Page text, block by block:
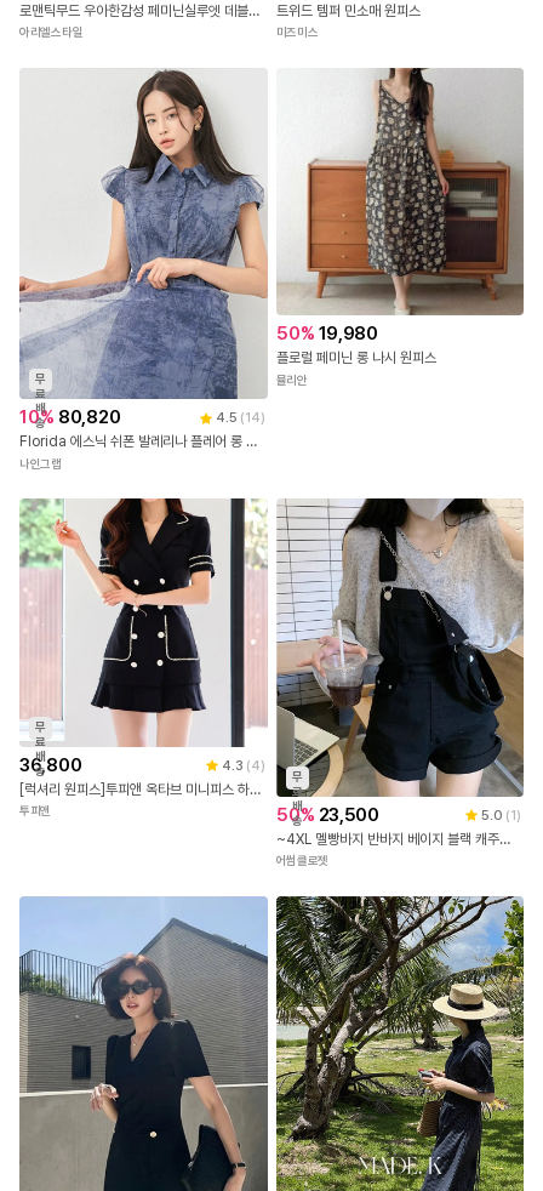
로맨틱무드 우아한감성 페미닌실루엣 데블리롱원피스
아리엘스타일
트위드 템퍼 민소매 원피스
미즈미스
무
료
배
송
10% 80,820 4.5 (14)
Florida 에스닉 쉬폰 발레리나 플레어 롱 원피스 (2color) - 곱창벨트 세트 - 워낙 많은 분들 요청 재입고!!
나인그랩
50% 19,980
플로럴 페미닌 롱 나시 원피스
뮬리안
무
료
배
송
36,800 4.3 (4)
[럭셔리 원피스]투피앤 옥타브 미니피스 하객룩 신상 원피스 섹시원피스 2608
투피앤
무
료
배
송
50% 23,500 5.0 (1)
~4XL 멜빵바지 반바지 베이지 블랙 캐주얼 와이드 팬츠 점프슈트 스타일 마린룩 팬츠
어썸클로젯